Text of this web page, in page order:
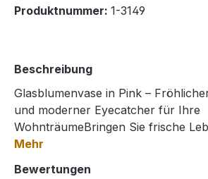
Produktnummer: 1-3149
Beschreibung
Glasblumenvase in Pink –
und moderner Eyecatcher für Ihre
WohnträumeBringen Sie frische
Mehr
Bewertungen